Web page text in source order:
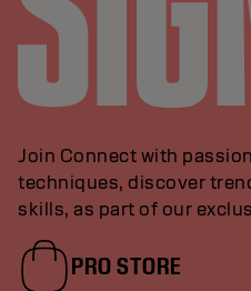
Join Connect with
techniques, discover
skills, as part of our
PRO STORE